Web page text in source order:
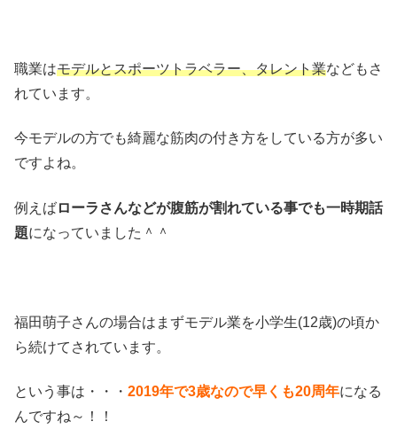
職業はモデルとスポーツトラベラー、タレント業などもさ
れています。
今モデルの方でも綺麗な筋肉の付き方をしている方が多い
ですよね。
例えばローラさんなどが腹筋が割れている事でも一時期話
題になっていました＾＾
福田萌子さんの場合はまずモデル業を小学生(12歳)の頃か
ら続けてされています。
という事は・・・ 2019年で3歳なので早くも20周年になる
んですね～！！